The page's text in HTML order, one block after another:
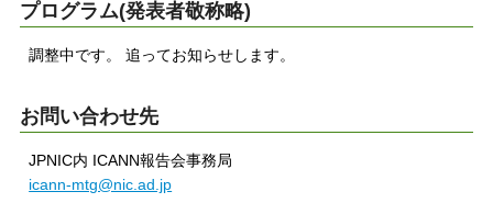
プログラム(発表者敬称略)
調整中です。 追ってお知らせします。
お問い合わせ先
JPNIC内 ICANN報告会事務局
icann-mtg@nic.ad.jp